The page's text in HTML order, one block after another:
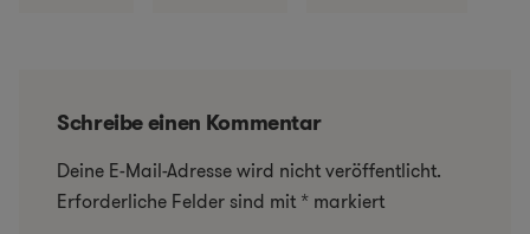
Schreibe einen Kommentar
Deine E-Mail-Adresse wird nicht veröffentlicht.
Erforderliche Felder sind mit * markiert